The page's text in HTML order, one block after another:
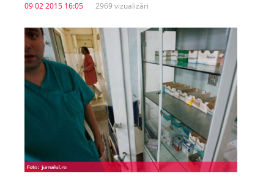
Centrul PAS
Școala E-Sănătate
SanoTeca
09 02 2015 16:05 2969 vizualizări